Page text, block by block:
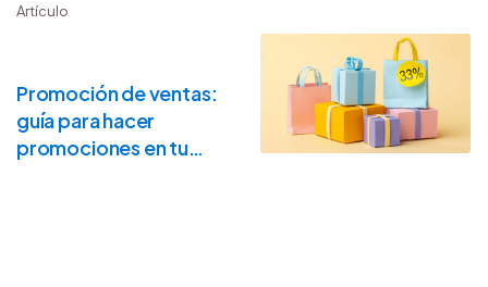
Artículo
Promoción de ventas:
guía para hacer
promociones en tu